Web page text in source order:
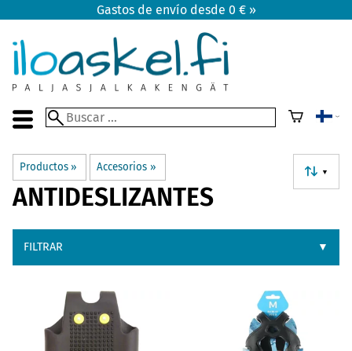
Gastos de envío desde 0 € »
Productos ‪» Accesorios ‪» ▼
ANTIDESLIZANTES
FILTRAR ▼